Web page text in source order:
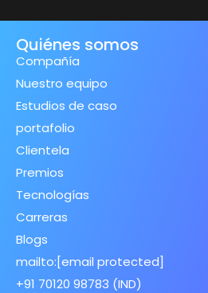
Quiénes somos
Compañía
Nuestro equipo
Estudios de caso
portafolio
Clientela
Premios
Tecnologías
Carreras
Blogs
mailto:[email protected]
+91 70120 98783 (IND)